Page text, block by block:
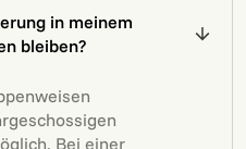
in meinem
bleiben?
Bei einer